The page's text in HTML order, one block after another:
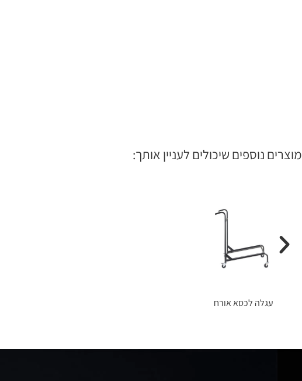
מוצרים נוספים שיכולים לעניין אותך:
עגלה לכסא אורח